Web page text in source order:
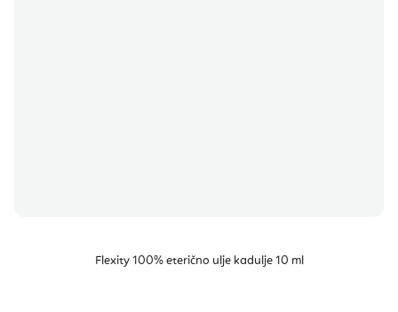
Flexity 100% eterično ulje kadulje 10 ml